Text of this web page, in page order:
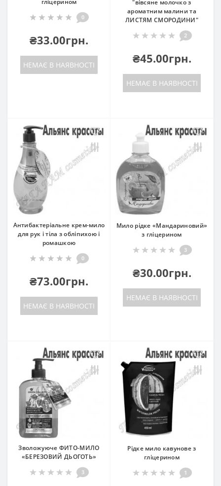
гліцерином
0
₴33.00грн.
НЕМАЄ В НАЯВНОСТІ
"вівсяне молочко з
ароматним малини та
ЛИСТЯМ СМОРОДИНИ"
2
₴45.00грн.
НЕМАЄ В НАЯВНОСТІ
Антибактеріальне крем-мило
для рук і тіла з обліпихою і
ромашкою
0
₴73.00грн.
НЕМАЄ В НАЯВНОСТІ
Мило рідке «Мандариновий»
з гліцерином
3
₴30.00грн.
НЕМАЄ В НАЯВНОСТІ
Зволожуюче ФИТО-МИЛО
«БЕРЕЗОВИЙ ДЬОГОТЬ»
3
Рідке мило кавунове з
гліцерином
1